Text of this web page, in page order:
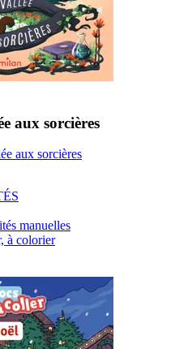
aux sorcières
aux sorcières
manuelles
à colorier